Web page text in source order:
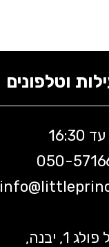
וטלפונים
info@
כתובת: נחל פולג 1, יבנה,